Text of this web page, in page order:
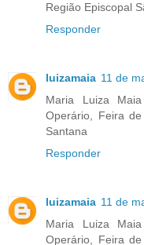
Região Episcopal
Responder
luizamaia 11 de
Maria Luiza
Operário, Feira
Santana
Responder
luizamaia 11 de
Maria Luiza
Operário, Feira